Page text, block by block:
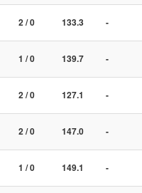
2 / 0 133.3 -
1 / 0 139.7 -
2 / 0 127.1 -
2 / 0 147.0 -
1 / 0 149.1 -